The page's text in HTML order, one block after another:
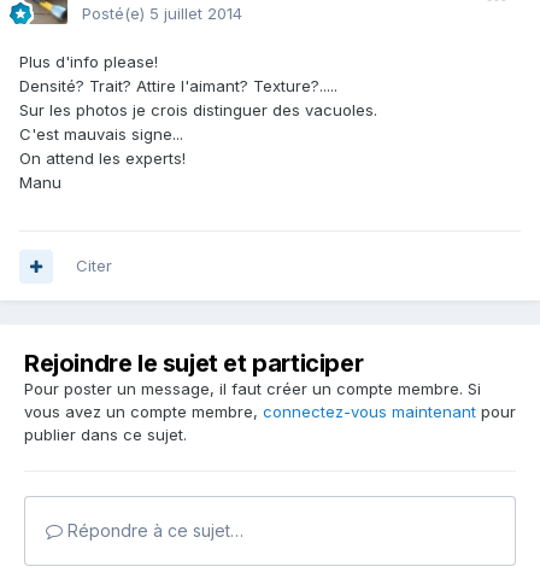
Posté(e) 5 juillet 2014
Plus d'info please!
Densité? Trait? Attire l'aimant? Texture?.....
Sur les photos je crois distinguer des vacuoles.
C'est mauvais signe...
On attend les experts!
Manu
Citer
Rejoindre le sujet et participer
Pour poster un message, il faut créer un compte membre. Si
vous avez un compte membre, connectez-vous maintenant pour
publier dans ce sujet.
Répondre à ce sujet…